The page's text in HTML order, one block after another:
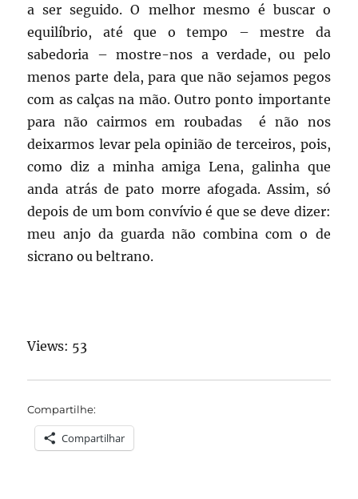
a ser seguido. O melhor mesmo é buscar o
equilíbrio, até que o tempo – mestre da
sabedoria – mostre-nos a verdade, ou pelo
menos parte dela, para que não sejamos pegos
com as calças na mão. Outro ponto importante
para não cairmos em roubadas é não nos
deixarmos levar pela opinião de terceiros, pois,
como diz a minha amiga Lena, galinha que
anda atrás de pato morre afogada. Assim, só
depois de um bom convívio é que se deve dizer:
meu anjo da guarda não combina com o de
sicrano ou beltrano.
Views: 53
Compartilhe:
Compartilhar